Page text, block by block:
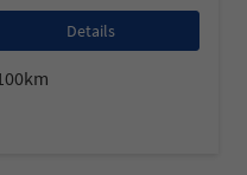
Details